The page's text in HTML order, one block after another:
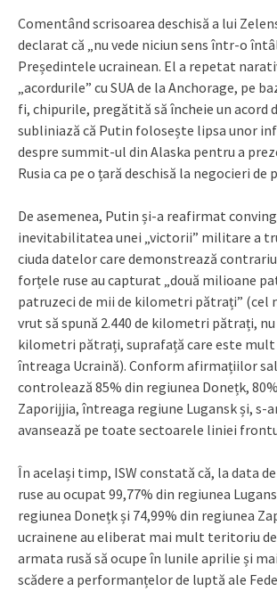
Comentând scrisoarea deschisă a lui
declarat că „nu vede niciun sens într-o
Președintele ucrainean. El a repetat
„acordurile” cu SUA de la Anchorage, pe
fi, chipurile, pregătită să încheie un acord
subliniază că Putin folosește lipsa unor
despre summit-ul din Alaska pentru a
Rusia ca pe o țară deschisă la negocieri de
De asemenea, Putin și-a reafirmat
inevitabilitatea unei „victorii” militare a
ciuda datelor care demonstrează
forțele ruse au capturat „două milioane
patruzeci de mii de kilometri pătrați” (cel
vrut să spună 2.440 de kilometri pătrați,
kilometri pătrați, suprafață care este mult
întreaga Ucraină). Conform afirmațiilor
controlează 85% din regiunea Donețk,
Zaporijjia, întreaga regiune Lugansk și, s-
avansează pe toate sectoarele liniei
În același timp, ISW constată că, la data
ruse au ocupat 99,77% din regiunea
regiunea Donețk și 74,99% din regiunea
ucrainene au eliberat mai mult teritoriu
armata rusă să ocupe în lunile aprilie și
scădere a performanțelor de luptă ale